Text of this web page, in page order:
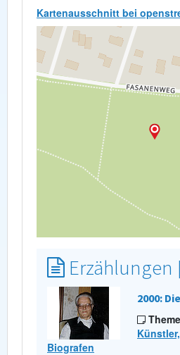
Kartenausschnitt bei
Erzählungen
2000:
Biografen